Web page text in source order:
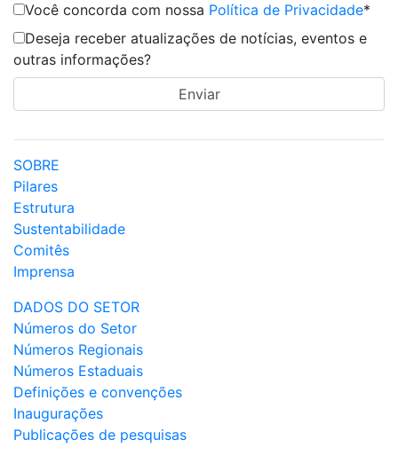
Você concorda com nossa Política de Privacidade*
Deseja receber atualizações de notícias, eventos e
outras informações?
SOBRE
Pilares
Estrutura
Sustentabilidade
Comitês
Imprensa
DADOS DO SETOR
Números do Setor
Números Regionais
Números Estaduais
Definições e convenções
Inaugurações
Publicações de pesquisas